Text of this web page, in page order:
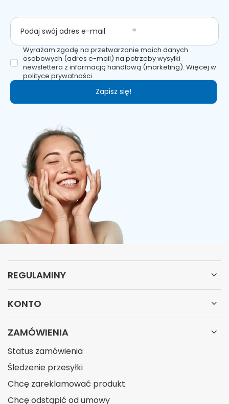
Podaj swój adres e-mail
Wyrażam zgodę na przetwarzanie moich danych
osobowych (adres e-mail) na potrzeby wysyłki
newslettera z informacją handlową (marketing). Więcej w
polityce prywatności.
Zapisz się!
REGULAMINY
KONTO
ZAMÓWIENIA
Status zamówienia
Śledzenie przesyłki
Chcę zareklamować produkt
Chcę odstąpić od umowy